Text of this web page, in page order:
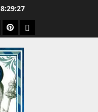
PinterestDribbble